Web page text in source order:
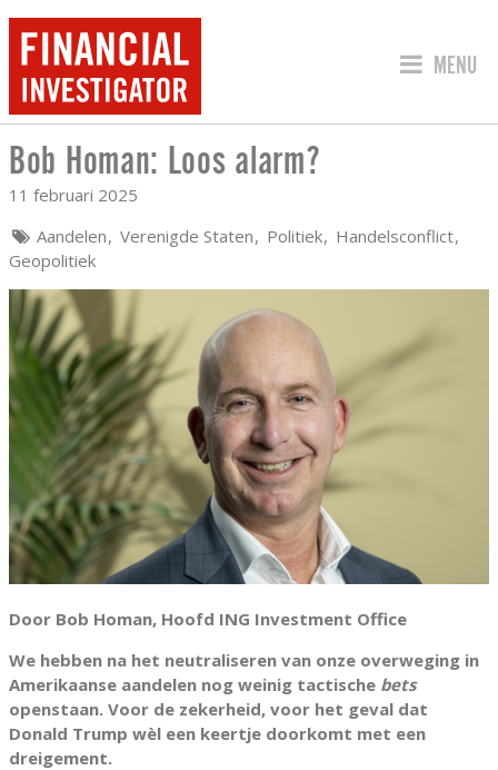
SPRING
MENU
BOB HOMAN: LOOS ALARM?
Bob Homan: Loos alarm?
11 februari 2025
Aandelen Verenigde Staten Politiek Handelsconflict
Geopolitiek
Door Bob Homan, Hoofd ING Investment Office
We hebben na het neutraliseren van onze overweging in
Amerikaanse aandelen nog weinig tactische bets
openstaan. Voor de zekerheid, voor het geval dat
Donald Trump wèl een keertje doorkomt met een
dreigement.